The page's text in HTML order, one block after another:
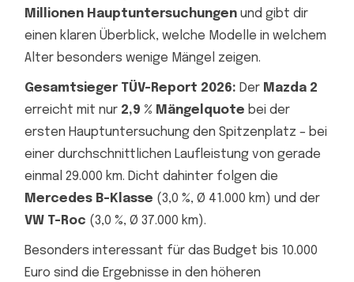
Millionen Hauptuntersuchungen und gibt dir
einen klaren Überblick, welche Modelle in welchem
Alter besonders wenige Mängel zeigen.
Gesamtsieger TÜV-Report 2026: Der Mazda 2
erreicht mit nur 2,9 % Mängelquote bei der
ersten Hauptuntersuchung den Spitzenplatz – bei
einer durchschnittlichen Laufleistung von gerade
einmal 29.000 km. Dicht dahinter folgen die
Mercedes B-Klasse (3,0 %, Ø 41.000 km) und der
VW T-Roc (3,0 %, Ø 37.000 km).
Besonders interessant für das Budget bis 10.000
Euro sind die Ergebnisse in den höheren